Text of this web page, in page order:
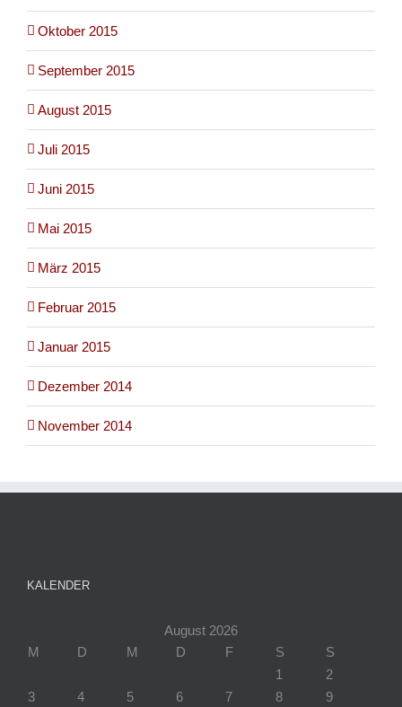
Oktober 2015
September 2015
August 2015
Juli 2015
Juni 2015
Mai 2015
März 2015
Februar 2015
Januar 2015
Dezember 2014
November 2014
KALENDER
August 2026
M
D M D F S
S
1
2
3
4 5 6 7 8
9